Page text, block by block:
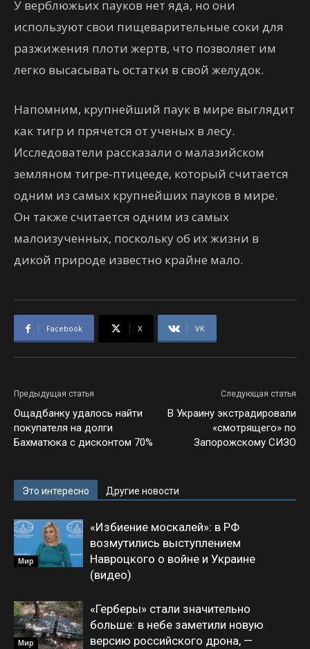
У верблюжьих пауков нет яда, но они
используют свои пищеварительные соки для
разжижения плоти жертв, что позволяет им
легко высасывать остатки в свой желудок.
Напомним, крупнейший паук в мире выглядит
как тигр и прячется от ученых в лесу.
Исследователи рассказали о малазийском
земляном тигре-птицееде, который считается
одним из самых крупнейших пауков в мире.
Он также считается одним из самых
малоизученных, поскольку об их жизни в
дикой природе известно крайне мало.
Facebook X VK
Предыдущая статья
Ощадбанку удалось найти
покупателя на долги
Бахматюка с дисконтом 70%
Следующая статья
В Украину экстрадировали
«смотрящего» по
Запорожскому СИЗО
Это интересно Другие новости
Мир
«Избиение москалей»: в РФ
возмутились выступлением
Навроцкого о войне и Украине
(видео)
Мир
«Герберы» стали значительно
больше: в небе заметили новую
версию российского дрона, —